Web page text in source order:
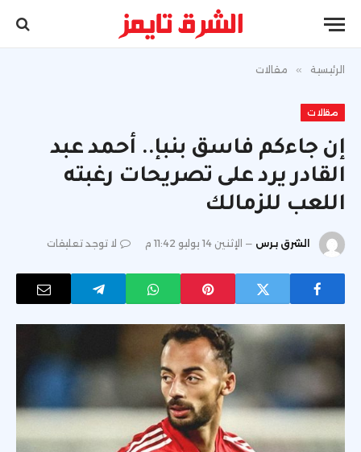
الرئيسية » مقالات
مقالات
إن جاءكم فاسق بنبإ.. أحمد عبد
القادر يرد على تصريحات رغبته
اللعب للزمالك
الشرق برس الإثنين 14 يوليو 11:42 م لا توجد تعليقات